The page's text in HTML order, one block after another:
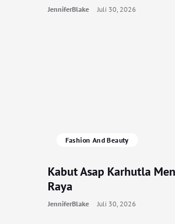
JenniferBlake Juli 30, 2026
Fashion And Beauty
Kabut Asap Karhutla
Raya
JenniferBlake Juli 30, 2026